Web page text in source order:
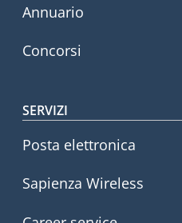
Annuario
Concorsi
SERVIZI
Posta elettronica
Sapienza Wireless